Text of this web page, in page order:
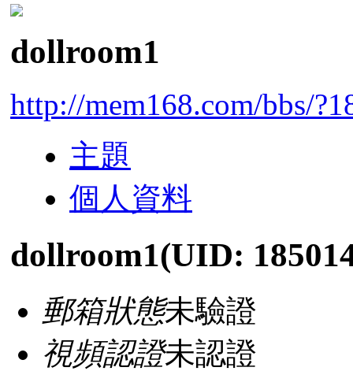
dollroom1
http://mem168.com/bbs/
主題
個人資料
dollroom1(UID:
郵箱狀態未驗證
視頻認證未認證